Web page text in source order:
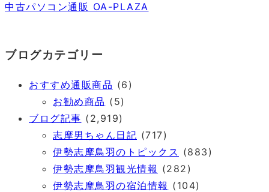
中古パソコン通販 OA-PLAZA
ブログカテゴリー
おすすめ通販商品 (6)
お勧め商品 (5)
ブログ記事 (2,919)
志摩男ちゃん日記 (717)
伊勢志摩鳥羽のトピックス (883)
伊勢志摩鳥羽観光情報 (282)
伊勢志摩鳥羽の宿泊情報 (104)